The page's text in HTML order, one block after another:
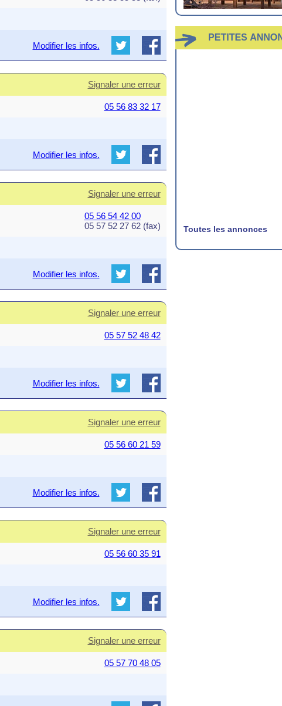
Modifier les infos.
Signaler une erreur
05 56 83 32 17
Modifier les infos.
Signaler une erreur
05 56 54 42 00
05 57 52 27 62 (fax)
Modifier les infos.
Signaler une erreur
05 57 52 48 42
Modifier les infos.
Signaler une erreur
05 56 60 21 59
Modifier les infos.
Signaler une erreur
05 56 60 35 91
Modifier les infos.
Signaler une erreur
05 57 70 48 05